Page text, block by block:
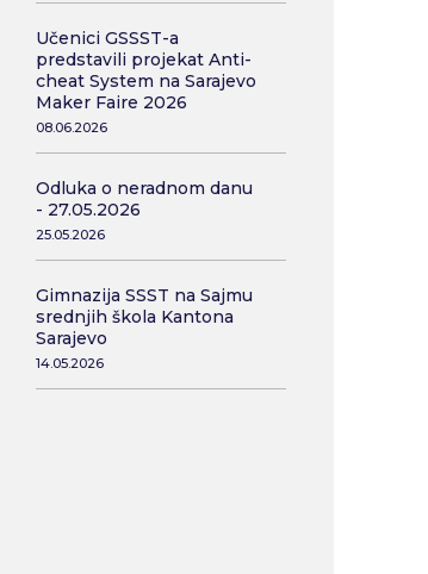
Učenici GSSST-a
predstavili projekat Anti-
cheat System na Sarajevo
Maker Faire 2026
08.06.2026
Odluka o neradnom danu
- 27.05.2026
25.05.2026
Gimnazija SSST na Sajmu
srednjih škola Kantona
Sarajevo
14.05.2026